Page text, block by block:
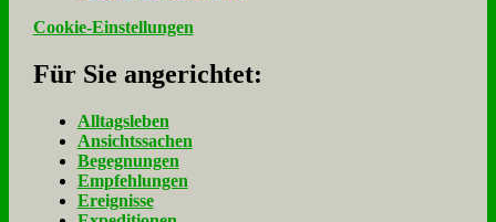
Cookie-Einstellungen
Für Sie an­ge­rich­tet:
Alltagsleben
Ansichtssachen
Begegnungen
Empfehlungen
Ereignisse